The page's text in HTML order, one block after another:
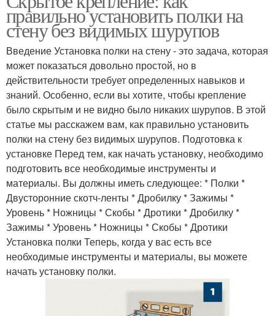
правильно установить полки на
стену без видимых шурупов
Введение Установка полки на стену - это задача, которая
может показаться довольно простой, но в
действительности требует определенных навыков и
знаний. Особенно, если вы хотите, чтобы крепление
было скрытым и не видно было никаких шурупов. В этой
статье мы расскажем вам, как правильно установить
полки на стену без видимых шурупов. Подготовка к
установке Перед тем, как начать установку, необходимо
подготовить все необходимые инструменты и
материалы. Вы должны иметь следующее: * Полки *
Двусторонние скотч-ленты * Дробилку * Зажимы *
Уровень * Ножницы * Скобы * Дротики * Дробилку *
Зажимы * Уровень * Ножницы * Скобы * Дротики
Установка полки Теперь, когда у вас есть все
необходимые инструменты и материалы, вы можете
начать установку полки.